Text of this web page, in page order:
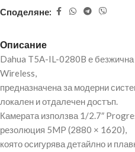
Споделяне:
Описание
Dahua T5A-IL-0280B е безжична
Wireless,
предназначена за модерни
локален и отдалечен достъп.
Камерата използва 1/2.7″
резолюция 5MP (2880 × 1620),
която осигурява детайлно и